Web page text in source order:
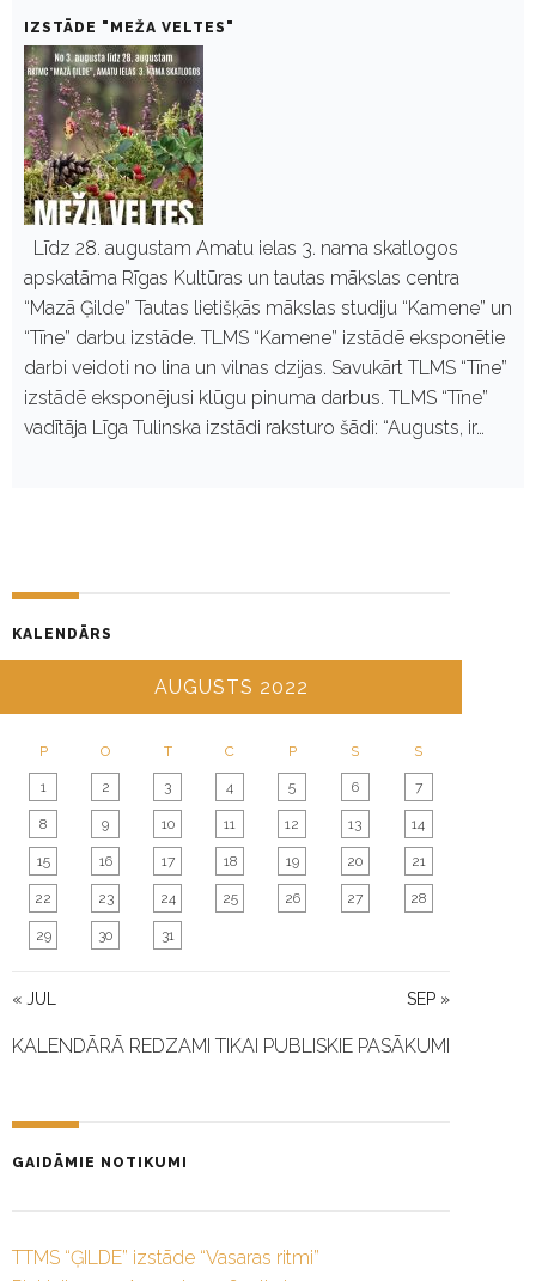
IZSTĀDE "MEŽA VELTES"
Līdz 28. augustam Amatu ielas 3. nama skatlogos
apskatāma Rīgas Kultūras un tautas mākslas centra
“Mazā Ģilde” Tautas lietišķās mākslas studiju “Kamene” un
“Tīne” darbu izstāde. TLMS “Kamene” izstādē eksponētie
darbi veidoti no lina un vilnas dzijas. Savukārt TLMS “Tīne”
izstādē eksponējusi klūgu pinuma darbus. TLMS “Tīne”
vadītāja Līga Tulinska izstādi raksturo šādi: “Augusts, ir…
KALENDĀRS
AUGUSTS 2022
P O T C P S S
« JUL SEP »
1 2 3 4 5 6 7
8 9 10 11 12 13 14
15 16 17 18 19 20 21
22 23 24 25 26 27 28
29 30 31
KALENDĀRĀ REDZAMI TIKAI PUBLISKIE PASĀKUMI
GAIDĀMIE NOTIKUMI
TTMS “ĢILDE” izstāde “Vasaras ritmi”